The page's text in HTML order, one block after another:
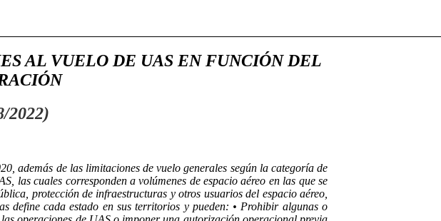
AL VUELO DE UAS EN FUNCIÓN DEL
2022)
además de las limitaciones de vuelo generales según la categoría de
las cuales corresponden a volúmenes de espacio aéreo en las que se
protección de infraestructuras y otros usuarios del espacio aéreo,
define cada estado en sus territorios y pueden: • Prohibir algunas o